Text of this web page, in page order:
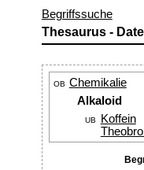
Begriffssuche
Thesaurus -
OB Chemikalie
Alkaloid
UB
Koffein